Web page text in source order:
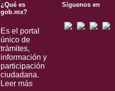
¿Qué es
gob.mx?
Es el portal
único de
trámites,
información y
participación
ciudadana.
Leer más
Síguenos en